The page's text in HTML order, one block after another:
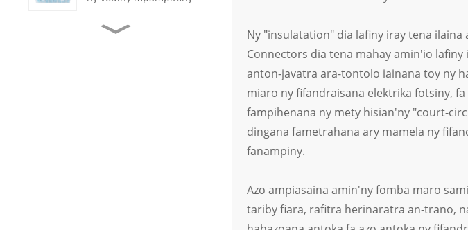
Terminals Crimp Peratra
Ny "insulatation" dia lafiny iray tena
Connectors dia tena mahay amin'io
anton-javatra ara-tontolo iainana toy ny
miaro ny fifandraisana elektrika fotsiny,
fampihenana ny mety hisian'ny "court-
dingana fametrahana ary mamela ny
fanampiny.
Azo ampiasaina amin'ny fomba maro
tariby fiara, rafitra herinaratra an-trano,